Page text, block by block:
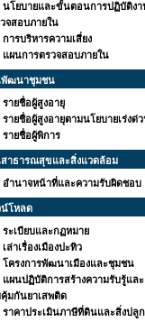
นโยบายและขั้นตอนการปฏิบัติงา
จสอบภายใน
การบริหารความเสี่ยง
แผนการตรวจสอบภายใน
พัฒนาชุมชน
รายชื่อผู้สูงอายุ
รายชื่อผู้สูงอายุตามนโยบายเร่งด่
รายชื่อผู้พิการ
สาธารณสุขและสิ่งแวดล้อม
อำนาจหน้าที่และความรับผิดชอบ
น์โหลด
ระเบียบและกฏหมาย
เล่าเรื่องเมืองปะทิว
โครงการพัฒนาเมืองและชุมชน
แผนปฏิบัติการสร้างความรับรู้และ
มกันยาเสพติด
ราคาประเมินภาษีที่ดินและสิ่งปลูก